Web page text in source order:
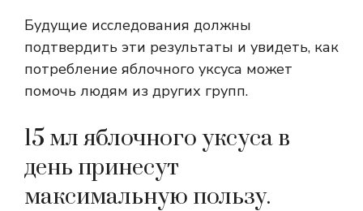
Будущие исследования должны
подтвердить эти результаты и увидеть, как
потребление яблочного уксуса может
помочь людям из других групп.
15 мл яблочного уксуса в
день принесут
максимальную пользу.